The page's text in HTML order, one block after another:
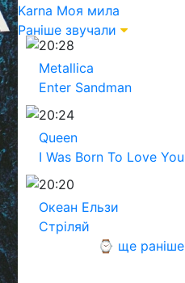
Karna Моя мила
Раніше звучали
20:28
Metallica
Enter Sandman
20:24
Queen
I Was Born To Love You
20:20
Океан Ельзи
Стріляй
⌚ ще раніше